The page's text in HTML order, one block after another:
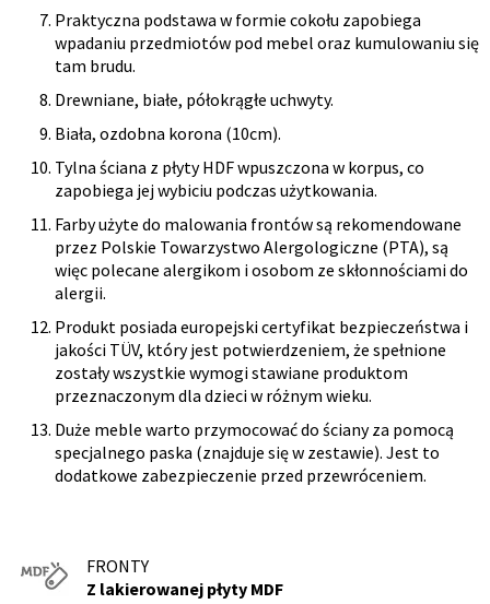
Praktyczna podstawa w formie cokołu zapobiega
wpadaniu przedmiotów pod mebel oraz kumulowaniu się
tam brudu.
Drewniane, białe, półokrągłe uchwyty.
Biała, ozdobna korona (10cm).
Tylna ściana z płyty HDF wpuszczona w korpus, co
zapobiega jej wybiciu podczas użytkowania.
Farby użyte do malowania frontów są rekomendowane
przez Polskie Towarzystwo Alergologiczne (PTA), są
więc polecane alergikom i osobom ze skłonnościami do
alergii.
Produkt posiada europejski certyfikat bezpieczeństwa i
jakości TÜV, który jest potwierdzeniem, że spełnione
zostały wszystkie wymogi stawiane produktom
przeznaczonym dla dzieci w różnym wieku.
Duże meble warto przymocować do ściany za pomocą
specjalnego paska (znajduje się w zestawie). Jest to
dodatkowe zabezpieczenie przed przewróceniem.
FRONTY
Z lakierowanej płyty MDF